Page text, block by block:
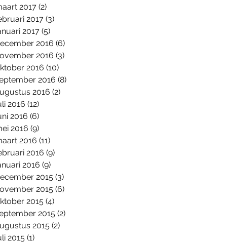
2017 (2)
2017 (3)
2017 (5)
2016 (6)
2016 (3)
2016 (10)
2016 (8)
2016 (2)
2016 (12)
2016 (6)
2016 (9)
2016 (11)
2016 (9)
2016 (9)
2015 (3)
2015 (6)
2015 (4)
2015 (2)
2015 (2)
2015 (1)